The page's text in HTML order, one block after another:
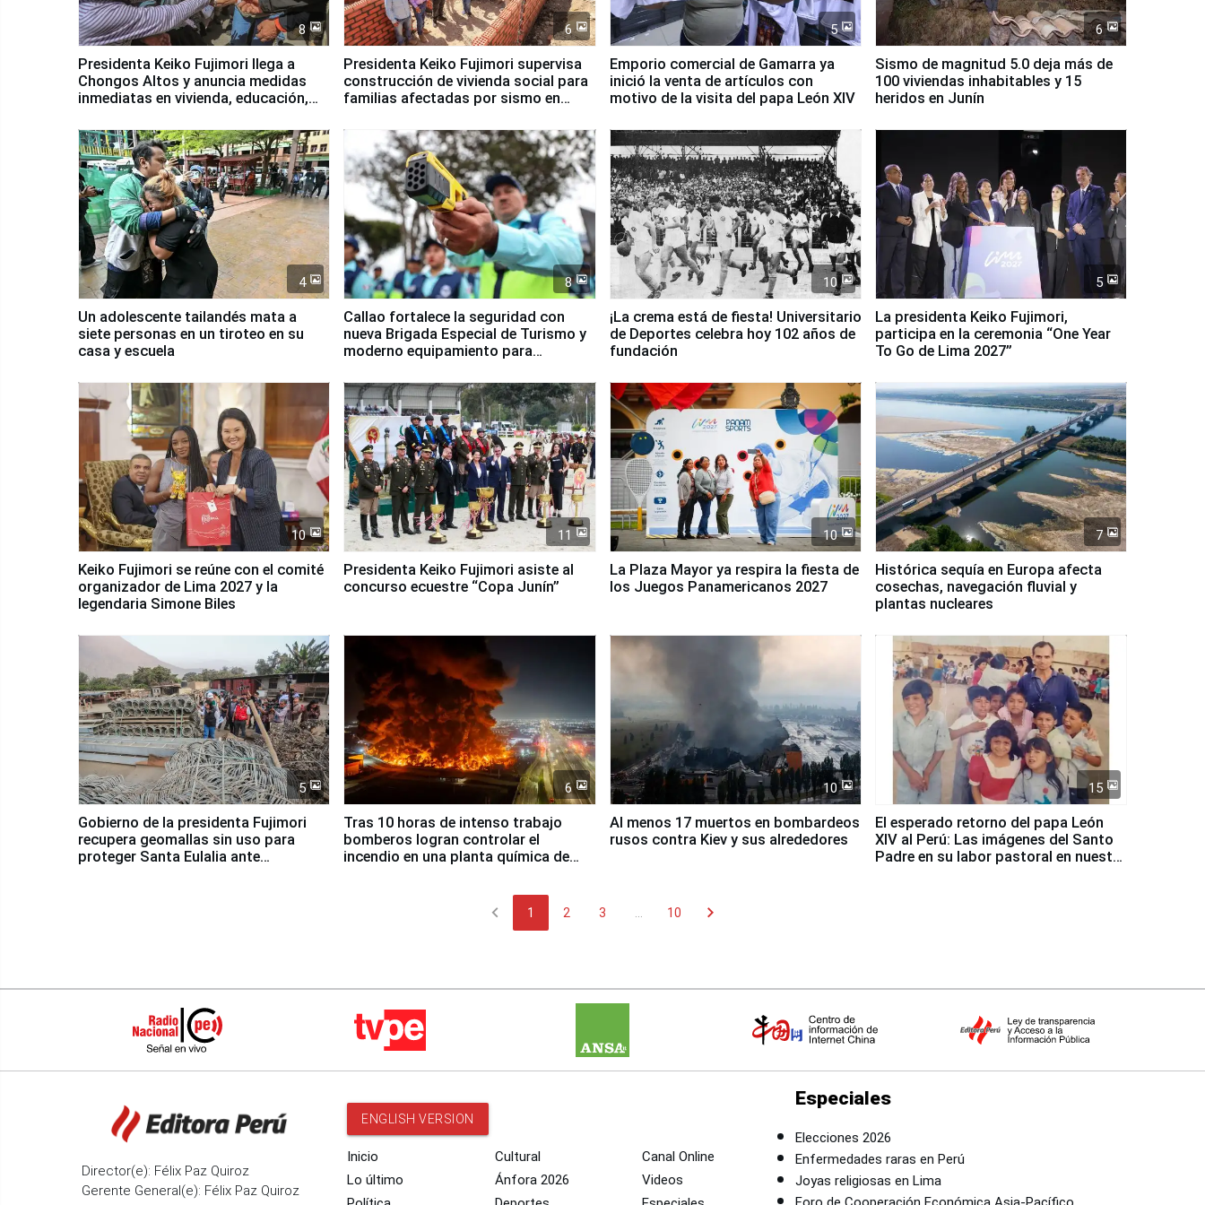
8
Presidenta Keiko Fujimori llega a
Chongos Altos y anuncia medidas
inmediatas en vivienda, educación,
6
Presidenta Keiko Fujimori supervisa
construcción de vivienda social para
familias afectadas por sismo en
5
Emporio comercial de Gamarra ya
inició la venta de artículos con
motivo de la visita del papa León XIV
6
Sismo de magnitud 5.0 deja más de
100 viviendas inhabitables y 15
heridos en Junín
4
Un adolescente tailandés mata a
siete personas en un tiroteo en su
casa y escuela
8
Callao fortalece la seguridad con
nueva Brigada Especial de Turismo y
moderno equipamiento para
10
¡La crema está de fiesta! Universitario
de Deportes celebra hoy 102 años de
fundación
5
La presidenta Keiko Fujimori,
participa en la ceremonia “One Year
To Go de Lima 2027”
10
Keiko Fujimori se reúne con el comité
organizador de Lima 2027 y la
legendaria Simone Biles
11
Presidenta Keiko Fujimori asiste al
concurso ecuestre “Copa Junín”
10
La Plaza Mayor ya respira la fiesta de
los Juegos Panamericanos 2027
7
Histórica sequía en Europa afecta
cosechas, navegación fluvial y
plantas nucleares
5
Gobierno de la presidenta Fujimori
recupera geomallas sin uso para
proteger Santa Eulalia ante
6
Tras 10 horas de intenso trabajo
bomberos logran controlar el
incendio en una planta química de
10
Al menos 17 muertos en bombardeos
rusos contra Kiev y sus alrededores
15
El esperado retorno del papa León
XIV al Perú: Las imágenes del Santo
Padre en su labor pastoral en nuestro
chevron_left 1 2 3 10 chevron_right
Director(e): Félix Paz Quiroz
Gerente General(e): Félix Paz Quiroz
ENGLISH VERSION
Inicio
Lo último
Cultural
Ánfora 2026
Canal Online
Videos
Especiales
Elecciones 2026
Enfermedades raras en Perú
Joyas religiosas en Lima